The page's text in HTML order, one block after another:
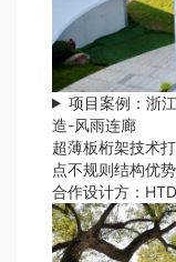
项目案例：浙
造-风雨连廊
超薄板桁架技术
点不规则结构优势
合作设计方：